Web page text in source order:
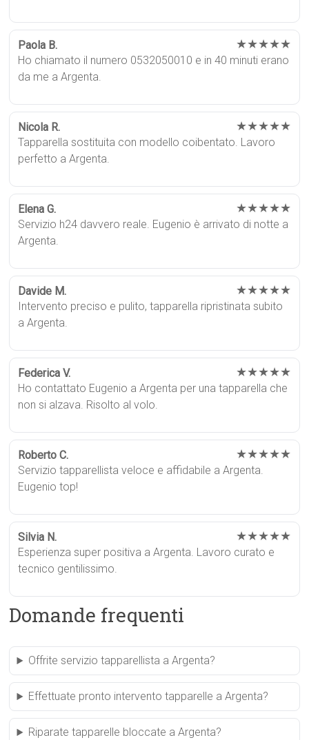
Paola B. ★★★★★
Ho chiamato il numero 0532050010 e in 40 minuti erano
da me a Argenta.
Nicola R. ★★★★★
Tapparella sostituita con modello coibentato. Lavoro
perfetto a Argenta.
Elena G. ★★★★★
Servizio h24 davvero reale. Eugenio è arrivato di notte a
Argenta.
Davide M. ★★★★★
Intervento preciso e pulito, tapparella ripristinata subito
a Argenta.
Federica V. ★★★★★
Ho contattato Eugenio a Argenta per una tapparella che
non si alzava. Risolto al volo.
Roberto C. ★★★★★
Servizio tapparellista veloce e affidabile a Argenta.
Eugenio top!
Silvia N. ★★★★★
Esperienza super positiva a Argenta. Lavoro curato e
tecnico gentilissimo.
Domande frequenti
Offrite servizio tapparellista a Argenta?
Effettuate pronto intervento tapparelle a Argenta?
Riparate tapparelle bloccate a Argenta?